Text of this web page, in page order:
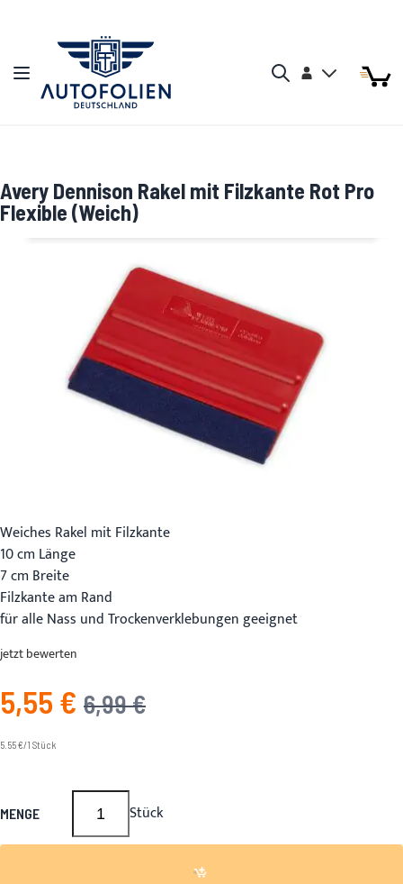
Navigation umschalten Konto Mein
Weiches Rakel mit Filzkante
10 cm Länge
7 cm Breite
Filzkante am Rand
für alle Nass und Trockenverklebungen geeignet
Avery Dennison Rakel mit Filzkante Rot Pro
Flexible (Weich)
jetzt bewerten
Angebotspreis
5,55 € UVP
6,99 €
5.55 €/1 Stück
MENGE Stück